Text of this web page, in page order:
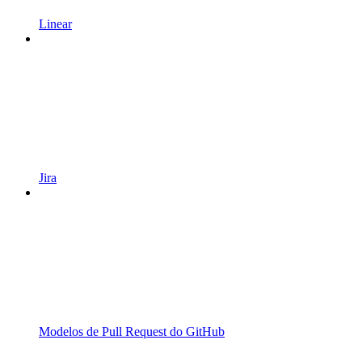
Linear
Jira
Modelos de Pull Request do GitHub